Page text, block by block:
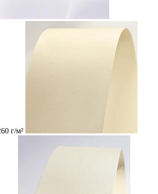
г/м²